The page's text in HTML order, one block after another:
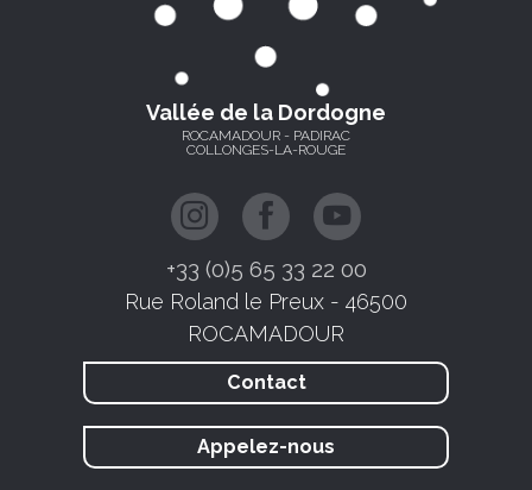
Vallée de la Dordogne
ROCAMADOUR - PADIRAC
COLLONGES-LA-ROUGE
+33 (0)5 65 33 22 00
Rue Roland le Preux - 46500
ROCAMADOUR
Contact
Appelez-nous